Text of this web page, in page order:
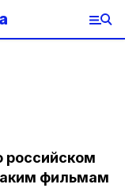
российском
фильмам